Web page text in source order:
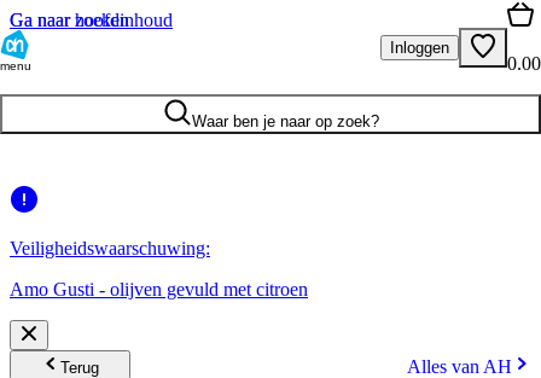
Ga naar hoofdinhoud
Ga naar zoeken
menu
Inloggen
0.00
Waar ben je naar op zoek?
Veiligheidswaarschuwing:
Amo Gusti - olijven gevuld met citroen
Terug Alles van AH